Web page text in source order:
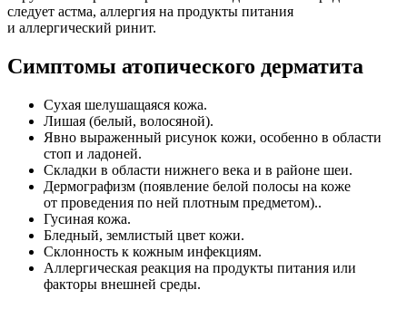
следует астма, аллергия на продукты питания
и аллергический ринит.
Симптомы атопического дерматита
Сухая шелушащаяся кожа.
Лишая (белый, волосяной).
Явно выраженный рисунок кожи, особенно в области
стоп и ладоней.
Складки в области нижнего века и в районе шеи.
Дермографизм (появление белой полосы на коже
от проведения по ней плотным предметом)..
Гусиная кожа.
Бледный, землистый цвет кожи.
Склонность к кожным инфекциям.
Аллергическая реакция на продукты питания или
факторы внешней среды.